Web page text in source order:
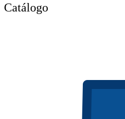
Catálogo